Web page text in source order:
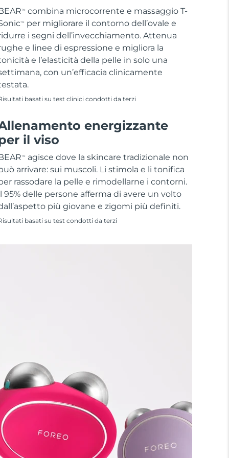
TM
combina microcorrente e massaggio T-
TM
per migliorare il contorno dell’ovale e
i segni dell’invecchiamento. Attenua
e linee di espressione e migliora la
e l’elasticità della pelle in solo una
con un’efficacia clinicamente
basati su test clinici condotti da terzi
energizzante
il viso
TM
agisce dove la skincare tradizionale non
arrivare: sui muscoli. Li stimola e li tonifica
rassodare la pelle e rimodellarne i contorni.
95% delle persone afferma di avere un volto
più giovane e zigomi più definiti.
basati su test condotti da terzi